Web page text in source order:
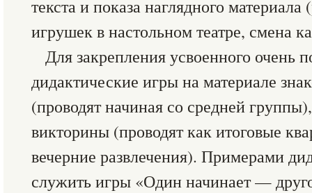
текста и показа наглядного
игрушек в настольном театре, смена
Для закрепления усвоенного очень
дидактические игры на материале
(проводят начиная со средней
викторины (проводят как итоговые
вечерние развлечения). Примерами
служить игры «Один начинает —